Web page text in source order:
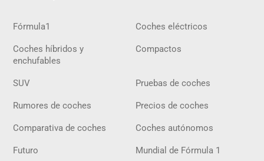
Fórmula1 Coches eléctricos
Coches híbridos y
enchufables
Compactos
SUV Pruebas de coches
Rumores de coches Precios de coches
Comparativa de coches Coches autónomos
Futuro Mundial de Fórmula 1